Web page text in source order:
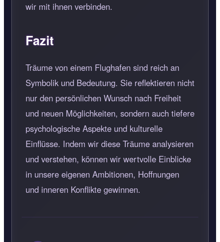
wir mit ihnen verbinden.
Fazit
Träume von einem Flughafen sind reich an
Symbolik und Bedeutung. Sie reflektieren nicht
nur den persönlichen Wunsch nach Freiheit
und neuen Möglichkeiten, sondern auch tiefere
psychologische Aspekte und kulturelle
Einflüsse. Indem wir diese Träume analysieren
und verstehen, können wir wertvolle Einblicke
in unsere eigenen Ambitionen, Hoffnungen
und inneren Konflikte gewinnen.